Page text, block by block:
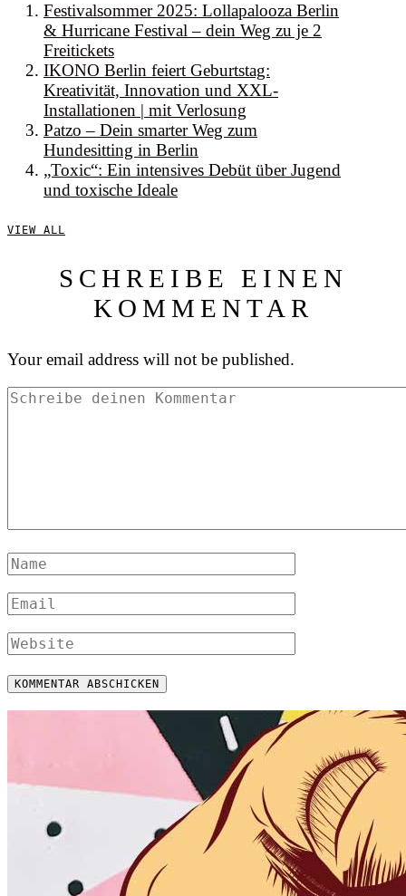
Festivalsommer 2025: Lollapalooza Berlin
& Hurricane Festival – dein Weg zu je 2
Freitickets
IKONO Berlin feiert Geburtstag:
Kreativität, Innovation und XXL-
Installationen | mit Verlosung
Patzo – Dein smarter Weg zum
Hundesitting in Berlin
„Toxic“: Ein intensives Debüt über Jugend
und toxische Ideale
VIEW ALL
SCHREIBE EINEN
KOMMENTAR
Your email address will not be published.